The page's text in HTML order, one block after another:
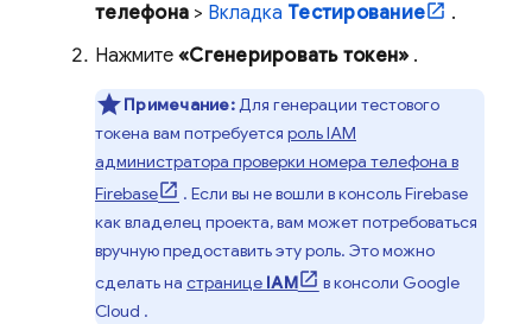
телефона > Вкладка Тестирование
.
Нажмите «Сгенерировать токен» .
Примечание:Для генерации тестового
токена вам потребуется роль IAM
администратора проверки номера телефона в
Firebase
. Если вы не вошли в консольFirebase
как владелец проекта, вам может потребоваться
вручную предоставить эту роль. Это можно
сделать на странице IAM в консоли Google
Cloud .